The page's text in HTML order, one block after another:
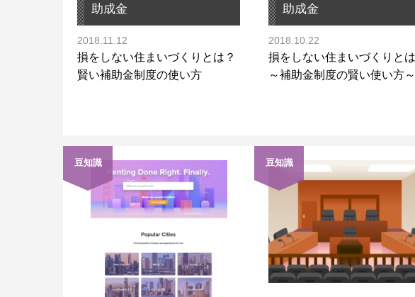
助成金
2018.11.12
損をしない住まいづくりとは？
賢い補助金制度の使い方
助成金
2018.10.22
損をしない住まいづくりと
～補助金制度の賢い使い方～
豆知識 豆知識